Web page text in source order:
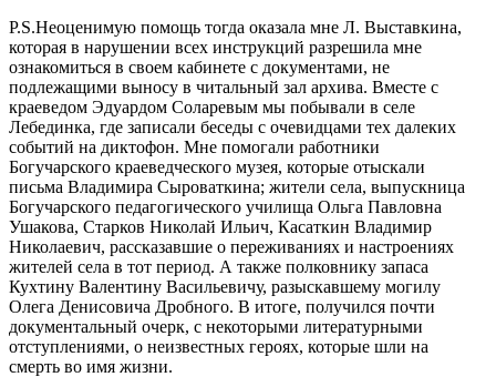
P.S.Неоценимую помощь тогда оказала мне Л. Выставкина,
которая в нарушении всех инструкций разрешила мне
ознакомиться в своем кабинете с документами, не
подлежащими выносу в читальный зал архива. Вместе с
краеведом Эдуардом Соларевым мы побывали в селе
Лебединка, где записали беседы с очевидцами тех далеких
событий на диктофон. Мне помогали работники
Богучарского краеведческого музея, которые отыскали
письма Владимира Сыроваткина; жители села, выпускница
Богучарского педагогического училища Ольга Павловна
Ушакова, Старков Николай Ильич, Касаткин Владимир
Николаевич, рассказавшие о переживаниях и настроениях
жителей села в тот период. А также полковнику запаса
Кухтину Валентину Васильевичу, разыскавшему могилу
Олега Денисовича Дробного. В итоге, получился почти
документальный очерк, с некоторыми литературными
отступлениями, о неизвестных героях, которые шли на
смерть во имя жизни.